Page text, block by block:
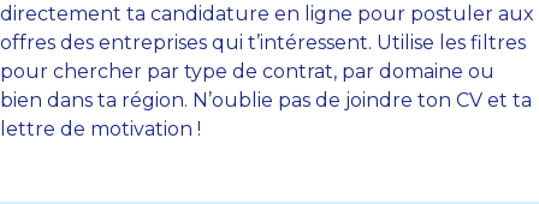
directement ta candidature en ligne pour postuler aux
offres des entreprises qui t’intéressent. Utilise les filtres
pour chercher par type de contrat, par domaine ou
bien dans ta région. N’oublie pas de joindre ton CV et ta
lettre de motivation !